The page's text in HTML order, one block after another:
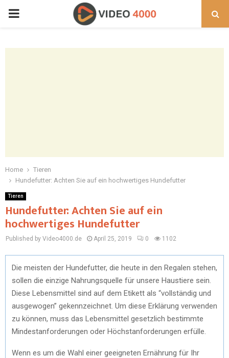
PRIMARY
Home
Tieren
Hundefutter: Achten Sie auf ein hochwertiges Hundefutter
Tieren
Hundefutter: Achten Sie auf ein
hochwertiges Hundefutter
Published by Video4000.de April 25, 2019 0 1102
Die meisten der Hundefutter, die heute in den Regalen stehen,
sollen die einzige Nahrungsquelle für unsere Haustiere sein.
Diese Lebensmittel sind auf dem Etikett als “vollständig und
ausgewogen” gekennzeichnet. Um diese Erklärung verwenden
zu können, muss das Lebensmittel gesetzlich bestimmte
Mindestanforderungen oder Höchstanforderungen erfülle.
Wenn es um die Wahl einer geeigneten Ernährung für Ihr